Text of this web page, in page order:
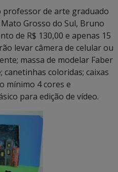
de arte graduado
Grosso do Sul, Bruno
de R$ 130,00 e apenas 15
levar câmera de celular ou
massa de modelar Faber
coloridas; caixas
mínimo 4 cores e
para edição de vídeo.